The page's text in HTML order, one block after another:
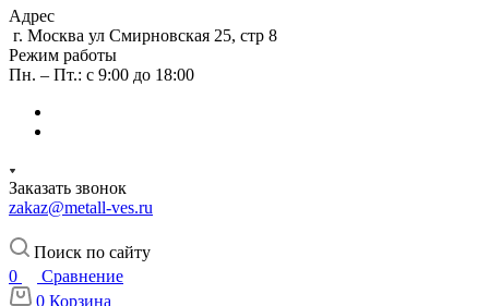
Адрес
г. Москва ул Смирновская 25, стр 8
Режим работы
Пн. – Пт.: с 9:00 до 18:00
Заказать звонок
zakaz@metall-ves.ru
Поиск по сайту
0
Сравнение
0 Корзина